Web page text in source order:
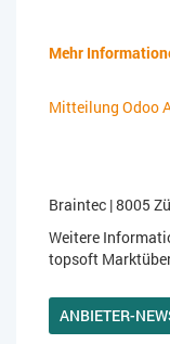
Mehr
Mitteilung Odoo
Braintec | 8005
Weitere
topsoft
ANBIETER-